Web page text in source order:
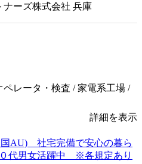
ーズ株式会社 兵庫
レータ・検査 / 家電系工場 /
詳細を表示